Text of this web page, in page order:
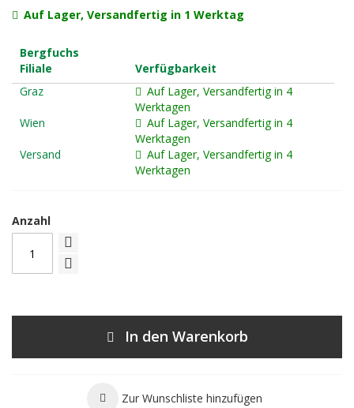
Auf Lager, Versandfertig in 1 Werktag
Bergfuchs
Filiale
Verfügbarkeit
Graz
Auf Lager, Versandfertig in 4
Werktagen
Wien
Auf Lager, Versandfertig in 4
Werktagen
Versand
Auf Lager, Versandfertig in 4
Werktagen
Anzahl
In den Warenkorb
Zur Wunschliste hinzufügen